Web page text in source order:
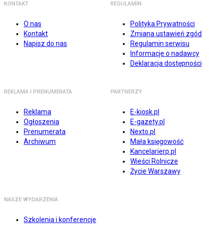
KONTAKT
O nas
Kontakt
Napisz do nas
REGULAMIN
Polityka Prywatności
Zmiana ustawień zgód
Regulamin serwisu
Informacje o nadawcy
Deklaracja dostępności
REKLAMA I PRENUMERATA
Reklama
Ogłoszenia
Prenumerata
Archiwum
PARTNERZY
E-kiosk.pl
E-gazety.pl
Nexto.pl
Mała księgowość
Kancelarierp.pl
Wieści Rolnicze
Życie Warszawy
NASZE WYDARZENIA
Szkolenia i konferencje